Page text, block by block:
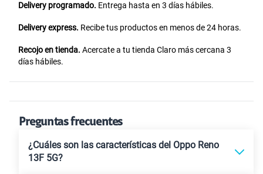
Delivery programado. Entrega hasta en 3 días hábiles.
Delivery express. Recibe tus productos en menos de 24 horas.
Recojo en tienda. Acercate a tu tienda Claro más cercana 3
días hábiles.
Preguntas frecuentes
¿Cuáles son las características del Oppo Reno
13F 5G?